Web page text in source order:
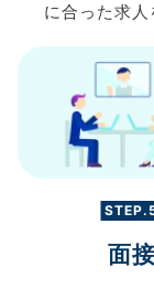
に合った求人
面